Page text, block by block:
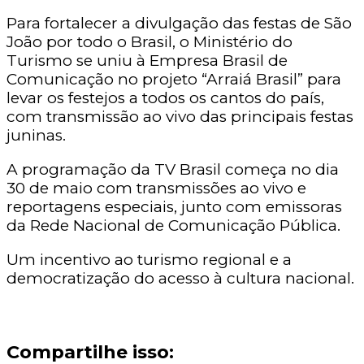
Para fortalecer a divulgação das festas de São
João por todo o Brasil, o Ministério do
Turismo se uniu à Empresa Brasil de
Comunicação no projeto “Arraiá Brasil” para
levar os festejos a todos os cantos do país,
com transmissão ao vivo das principais festas
juninas.
A programação da TV Brasil começa no dia
30 de maio com transmissões ao vivo e
reportagens especiais, junto com emissoras
da Rede Nacional de Comunicação Pública.
Um incentivo ao turismo regional e a
democratização do acesso à cultura nacional.
Compartilhe isso: